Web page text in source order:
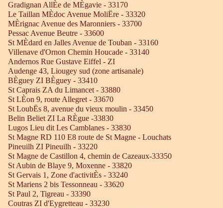
Gradignan AllÈe de MÈgavie - 33170
Le Taillan MÈdoc Avenue MoliËre - 33320
MÈrignac Avenue des Maronniers - 33700
Pessac Avenue Beutre - 33600
St MÈdard en Jalles Avenue de Touban - 33160
Villenave d'Ornon Chemin Houcade - 33140
Andernos Rue Gustave Eiffel - ZI
Audenge 43, Liougey sud (zone artisanale)
BÈguey ZI BÈguey - 33410
St Caprais ZA du Limancet - 33880
St LÈon 9, route Allegret - 33670
St LoubËs 8, avenue du vieux moulin - 33450
Belin Beliet ZI La RÈgue -33830
Lugos Lieu dit Les Camblanes - 33830
St Magne RD 110 E8 route de St Magne - Louchats
Pineuilh ZI Pineuilh - 33220
St Magne de Castillon 4, chemin de Cazeaux-33350
St Aubin de Blaye 9, Moxenne - 33820
St Gervais 1, Zone d'activitÈs - 33240
St Mariens 2 bis Tessonneau - 33620
St Paul 2, Tigreau - 33390
Coutras ZI d'Eygretteau - 33230